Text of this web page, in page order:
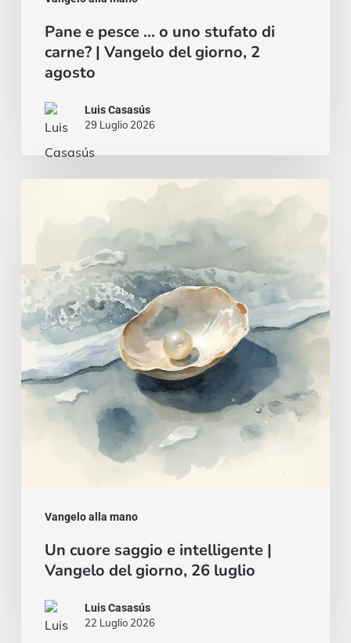
agostoPane e pesce … o uno stufato di
carne? | Vangelo del giorno, 2
agosto
Luis Casasús
29 Luglio 2026
Vangelo alla mano
intelligente
|
Vangelo
del
giorno,
Un cuore saggio e intelligente |
Vangelo del giorno, 26 luglio
Luis Casasús
22 Luglio 2026